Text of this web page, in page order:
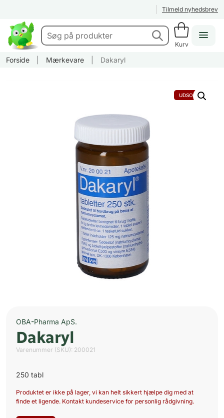
Tilmeld nyhedsbrev
Kurv
Forside Mærkevare Dakaryl
UDSOLGT
OBA-Pharma ApS.
Dakaryl
Varenummer (SKU): 200021
250 tabl
Produktet er ikke på lager, vi kan helt sikkert hjælpe dig med at
finde et ligende. Kontakt kundeservice for personlig rådgivning.